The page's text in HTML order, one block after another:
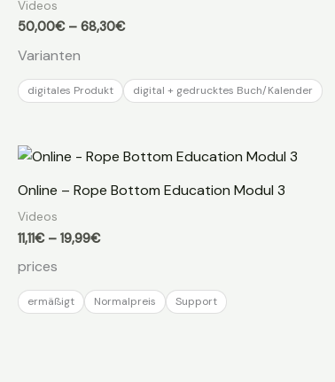
Videos
50,00€ – 68,30€Preisspanne:
Varianten
digitales Produkt digital + gedrucktes Buch/Kalender
Online – Rope Bottom Education Modul 3
Videos
11,11€ – 19,99€Preisspanne:
prices
ermäßigt Normalpreis Support